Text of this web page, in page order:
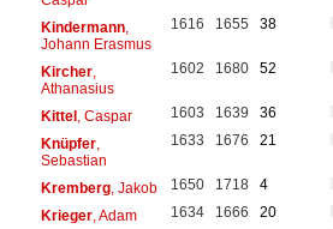
Kindermann,
Johann Erasmus
1616 1655 38
Kircher,
Athanasius
1602 1680 52
Kittel, Caspar 1603 1639
36
Knüpfer,
Sebastian
1633 1676 21
Kremberg, Jakob 1650 1718
4
Krieger, Adam 1634 1666
20